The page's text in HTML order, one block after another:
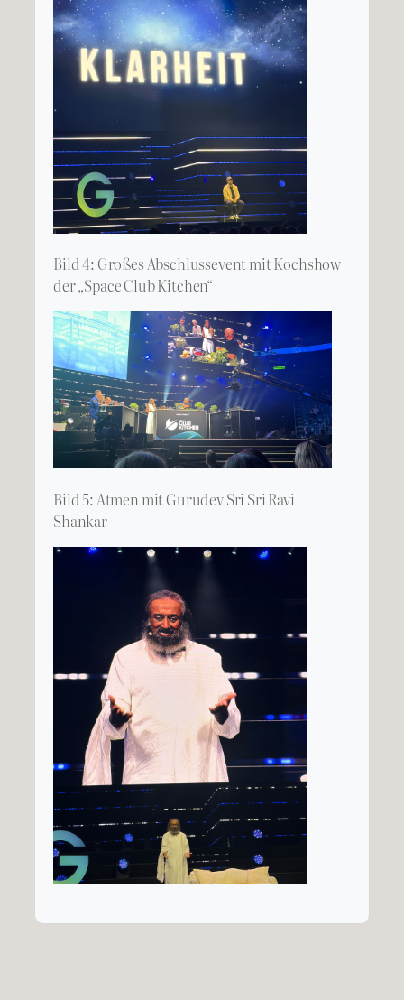
Bild 4: Großes Abschlussevent mit Kochshow
der „Space Club Kitchen“
Bild 5: Atmen mit Gurudev Sri Sri Ravi
Shankar